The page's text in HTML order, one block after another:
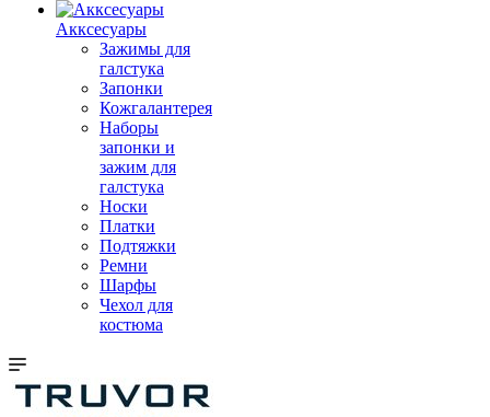
Акксесуары
Зажимы для
галстука
Запонки
Кожгалантерея
Наборы
запонки и
зажим для
галстука
Носки
Платки
Подтяжки
Ремни
Шарфы
Чехол для
костюма